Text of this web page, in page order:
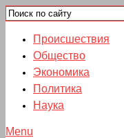
Происшествия
Общество
Экономика
Политика
Наука
Menu